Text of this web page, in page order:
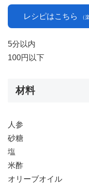
レシピはこちら （
5分以内
100円以下
材料
人参
砂糖
塩
米酢
オリーブオイル